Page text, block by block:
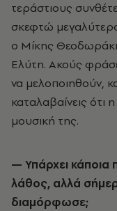
τεράστιους
σκεφτώ
ο Μίκης
Ελύτη. Ακούς
να μελοποιηθούν,
καταλαβαίνεις ότι
μουσική της.
— Υπάρχει κάποια
λάθος, αλλά
διαμόρφωσε;